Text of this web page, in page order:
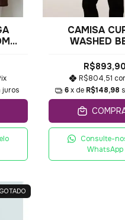
juros
CAMISA
WASHED
R$893,90
R$804,51
6x de R$148,98
Consulte-
WhatsApp